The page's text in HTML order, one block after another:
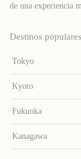
de una experiencia
Destinos populares
Tokyo
Kyoto
Fukuoka
Kanagawa